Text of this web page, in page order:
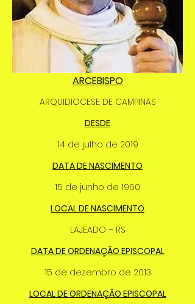
ARCEBISPO
ARQUIDIOCESE DE CAMPINAS
DESDE
14 de julho de 2019
DATA DE NASCIMENTO
15 de junho de 1960
LOCAL DE NASCIMENTO
LAJEADO – RS
DATA DE ORDENAÇÃO EPISCOPAL
15 de dezembro de 2013
LOCAL DE ORDENAÇÃO EPISCOPAL